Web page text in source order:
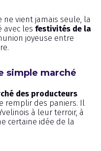
vient jamais seule, la
avec les festivités de la
joyeuse entre
simple marché
des producteurs
remplir des paniers. Il
à leur terroir, à
certaine idée de la